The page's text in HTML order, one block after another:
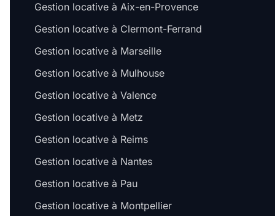
Gestion locative à Aix-en-Provence
Gestion locative à Clermont-Ferrand
Gestion locative à Marseille
Gestion locative à Mulhouse
Gestion locative à Valence
Gestion locative à Metz
Gestion locative à Reims
Gestion locative à Nantes
Gestion locative à Pau
Gestion locative à Montpellier